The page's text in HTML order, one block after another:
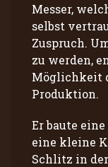
Messer,
selbst
Zuspruch.
zu werden,
Möglichkeit
Produktion.
Er baute
eine kleine
Schlitz in